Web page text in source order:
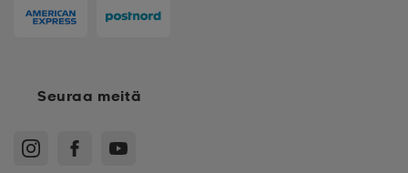
Seuraa meitä